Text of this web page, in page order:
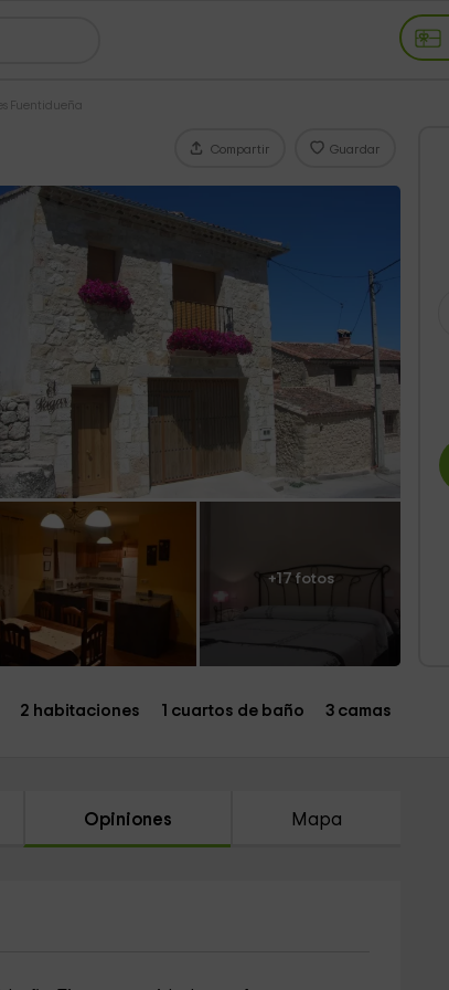
Fuentidueña
Compartir Guardar
+17 fotos
2 habitaciones 1 cuartos de baño 3 camas
Opiniones Mapa